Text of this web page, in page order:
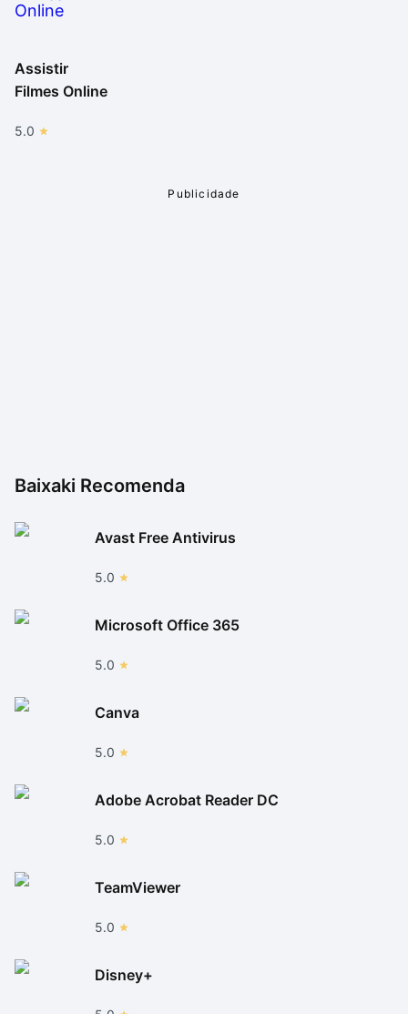
Baixar Vídeos do YouTube funciona muito bem e vale
Assistir
Filmes Online
5.0
Baixaki Recomenda
Avast Free Antivirus
5.0
Microsoft Office 365
5.0
Canva
5.0
Adobe Acrobat Reader DC
5.0
TeamViewer
5.0
Disney+